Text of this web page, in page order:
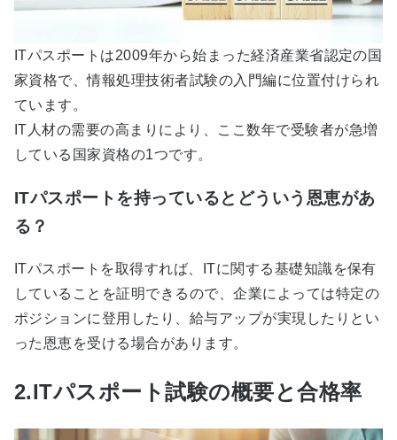
ITパスポートは2009年から始まった経済産業省認定の国
家資格で、情報処理技術者試験の入門編に位置付けられ
ています。
IT人材の需要の高まりにより、ここ数年で受験者が急増
している国家資格の1つです。
ITパスポートを持っているとどういう恩恵があ
る？
ITパスポートを取得すれば、ITに関する基礎知識を保有
していることを証明できるので、企業によっては特定の
ポジションに登用したり、給与アップが実現したりとい
った恩恵を受ける場合があります。
2.ITパスポート試験の概要と合格率